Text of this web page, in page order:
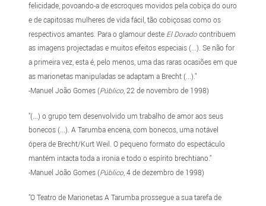
felicidade, povoando-a de escroques movidos pela cobiça do ouro
e de capitosas mulheres de vida fácil, tão cobiçosas como os
respectivos amantes. Para o glamour deste El Doradocontribuem
as imagens projectadas e muitos efeitos especiais (...). Se não for
a primeira vez, esta é, pelo menos, uma das raras ocasiões em que
as marionetas manipuladas se adaptam a Brecht (...)."
-Manuel João Gomes (Público , 22 de novembro de 1998)
"(...) o grupo tem desenvolvido um trabalho de amor aos seus
bonecos (...). A Tarumba encena, com bonecos, uma notável
ópera de Brecht/Kurt Weil. O pequeno formato do espectáculo
mantém intacta toda a ironia e todo o espírito brechtiano."
-Manuel João Gomes (Público , 4 de dezembro de 1998)
"O Teatro de Marionetas A Tarumba prossegue a sua tarefa de